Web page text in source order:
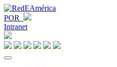
POR
Intranet